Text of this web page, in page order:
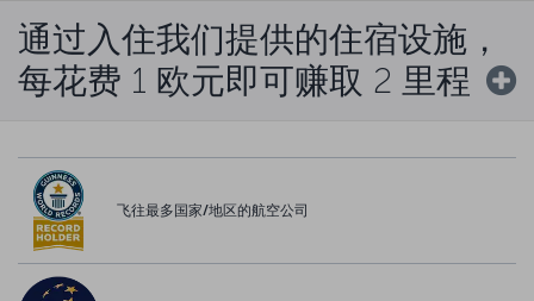
通过入住我们提供的住宿设施，
每花费 1 欧元即可赚取 2 里程
飞往最多国家/地区的航空公司